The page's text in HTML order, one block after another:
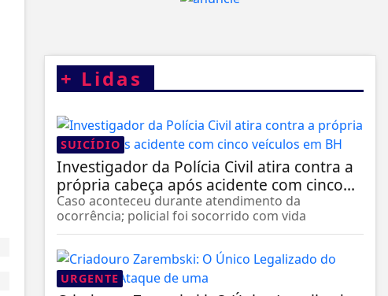
+ Lidas
SUICÍDIO
Investigador da Polícia Civil atira contra a
própria cabeça após acidente com cinco...
Caso aconteceu durante atendimento da
ocorrência; policial foi socorrido com vida
URGENTE